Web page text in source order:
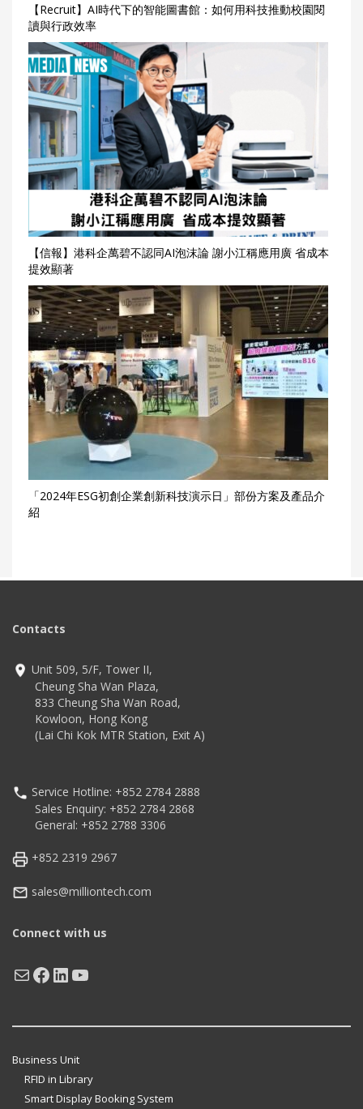
【Recruit】AI時代下的智能圖書館：如何用科技推動校園閱
讀與行政效率
【信報】港科企萬碧不認同AI泡沫論 謝小江稱應用廣 省成本
提效顯著
「2024年ESG初創企業創新科技演示日」部份方案及產品介
紹
Contacts
Unit 509, 5/F, Tower II,
Cheung Sha Wan Plaza,
833 Cheung Sha Wan Road,
Kowloon, Hong Kong
(Lai Chi Kok MTR Station, Exit A)
Service Hotline: +852 2784 2888
Sales Enquiry: +852 2784 2868
General: +852 2788 3306
+852 2319 2967
sales@milliontech.com
Connect with us
MailFacebook
LinkedIn
YouTube
Business Unit
RFID in Library
Smart Display Booking System